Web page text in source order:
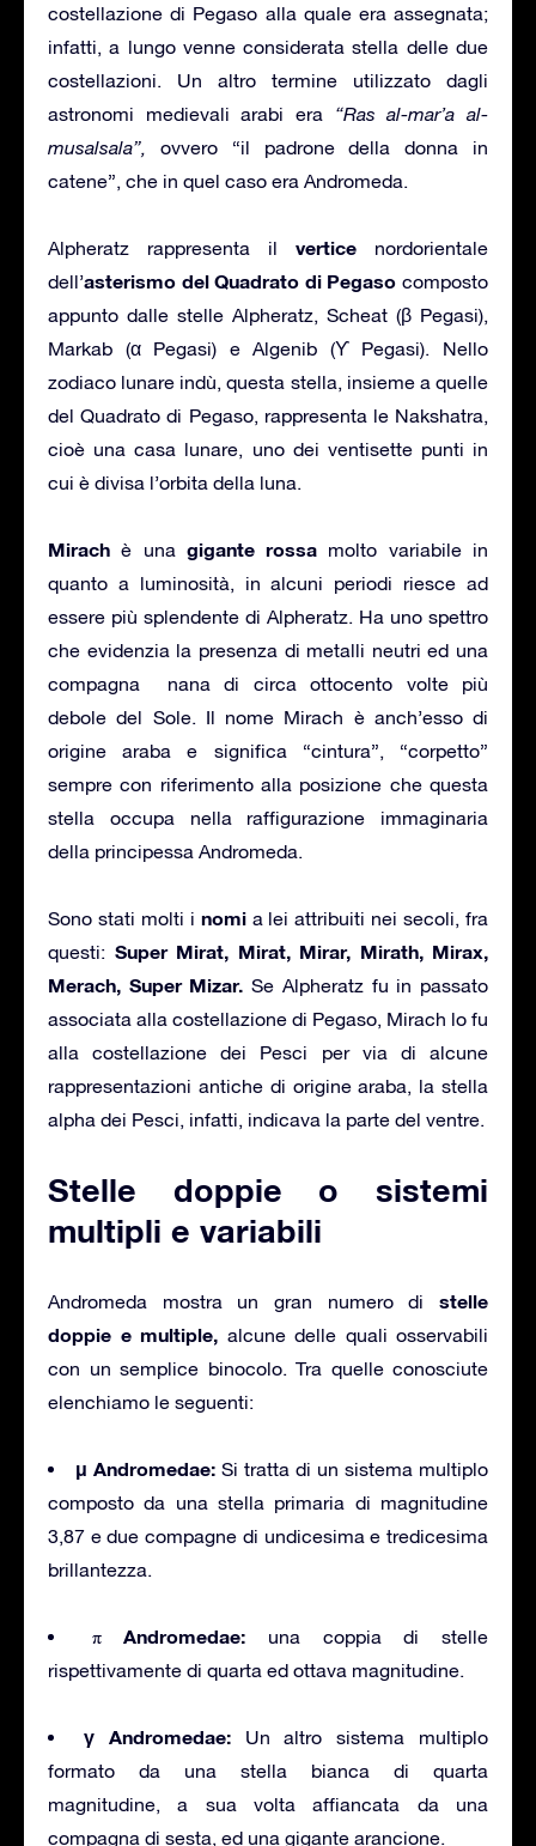
costellazione di Pegaso alla quale era assegnata;
infatti, a lungo venne considerata stella delle due
costellazioni. Un altro termine utilizzato dagli
astronomi medievali arabi era “Ras al-mar’a al-
musalsala”,
ovvero “il padrone della donna in
catene”, che in quel caso era Andromeda.
Alpheratz rappresenta il vertice nordorientale
dell’asterismo del Quadrato di Pegaso composto
appunto dalle stelle Alpheratz, Scheat (β Pegasi),
Markab (α Pegasi) e Algenib (ϒ Pegasi). Nello
zodiaco lunare indù, questa stella, insieme a quelle
del Quadrato di Pegaso, rappresenta le Nakshatra,
cioè una casa lunare, uno dei ventisette punti in
cui è divisa l’orbita della luna.
Mirach è una gigante rossa molto variabile in
quanto a luminosità, in alcuni periodi riesce ad
essere più splendente di Alpheratz. Ha uno spettro
che evidenzia la presenza di metalli neutri ed una
compagna nana di circa ottocento volte più
debole del Sole. Il nome Mirach è anch’esso di
origine araba e significa “cintura”, “corpetto”
sempre con riferimento alla posizione che questa
stella occupa nella raffigurazione immaginaria
della principessa Andromeda.
Sono stati molti i nomia lei attribuiti nei secoli, fra
questi: Super Mirat, Mirat, Mirar, Mirath, Mirax,
Merach, Super Mizar. Se Alpheratz fu in passato
associata alla costellazione di Pegaso, Mirach lo fu
alla costellazione dei Pesci per via di alcune
rappresentazioni antiche di origine araba, la stella
alpha dei Pesci, infatti, indicava la parte del ventre.
Stelle doppie o sistemi
multipli e variabili
Andromeda mostra un gran numero di stelle
doppie e multiple, alcune delle quali osservabili
con un semplice binocolo. Tra quelle conosciute
elenchiamo le seguenti:
μ Andromedae: Si tratta di un sistema multiplo
composto da una stella primaria di magnitudine
3,87 e due compagne di undicesima e tredicesima
brillantezza.
π Andromedae: una coppia di stelle
rispettivamente di quarta ed ottava magnitudine.
γ Andromedae:Un altro sistema multiplo
formato da una stella bianca di quarta
magnitudine, a sua volta affiancata da una
compagna di sesta, ed una gigante arancione.